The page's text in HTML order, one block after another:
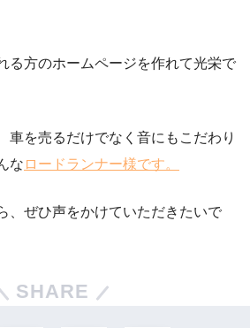
る方のホームページを作れて光栄で
車を売るだけでなく音にもこだわり
な ロードランナー様です。
、ぜひ声をかけていただきたいで
SHARE